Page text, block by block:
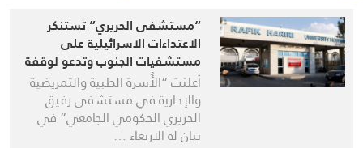
“مستشفى الحريري” تستنكر
الاعتداءات الاسرائيلية على
مستشفيات الجنوب وتدعو لوقفة
تضامنية
أعلنت “الأُسرة الطبية والتمريضية
والإدارية في مستشفى رفيق
الحريري الحكومي الجامعي” في
بيان له الاربعاء …